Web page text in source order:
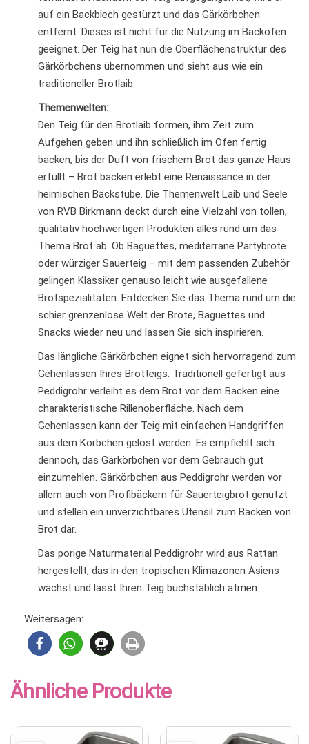
auf ein Backblech gestürzt und das Gärkörbchen
entfernt. Dieses ist nicht für die Nutzung im Backofen
geeignet. Der Teig hat nun die Oberflächenstruktur des
Gärkörbchens übernommen und sieht aus wie ein
traditioneller Brotlaib.
Themenwelten:
Den Teig für den Brotlaib formen, ihm Zeit zum
Aufgehen geben und ihn schließlich im Ofen fertig
backen, bis der Duft von frischem Brot das ganze Haus
erfüllt – Brot backen erlebt eine Renaissance in der
heimischen Backstube. Die Themenwelt Laib und Seele
von RVB Birkmann deckt durch eine Vielzahl von tollen,
qualitativ hochwertigen Produkten alles rund um das
Thema Brot ab. Ob Baguettes, mediterrane Partybrote
oder würziger Sauerteig – mit dem passenden Zubehör
gelingen Klassiker genauso leicht wie ausgefallene
Brotspezialitäten. Entdecken Sie das Thema rund um die
schier grenzenlose Welt der Brote, Baguettes und
Snacks wieder neu und lassen Sie sich inspirieren.
Das längliche Gärkörbchen eignet sich hervorragend zum
Gehenlassen Ihres Brotteigs. Traditionell gefertigt aus
Peddigrohr verleiht es dem Brot vor dem Backen eine
charakteristische Rillenoberfläche. Nach dem
Gehenlassen kann der Teig mit einfachen Handgriffen
aus dem Körbchen gelöst werden. Es empfiehlt sich
dennoch, das Gärkörbchen vor dem Gebrauch gut
einzumehlen. Gärkörbchen aus Peddigrohr werden vor
allem auch von Profibäckern für Sauerteigbrot genutzt
und stellen ein unverzichtbares Utensil zum Backen von
Brot dar.
Das porige Naturmaterial Peddigrohr wird aus Rattan
hergestellt, das in den tropischen Klimazonen Asiens
wächst und lässt Ihren Teig buchstäblich atmen.
Weitersagen:
Ähnliche Produkte